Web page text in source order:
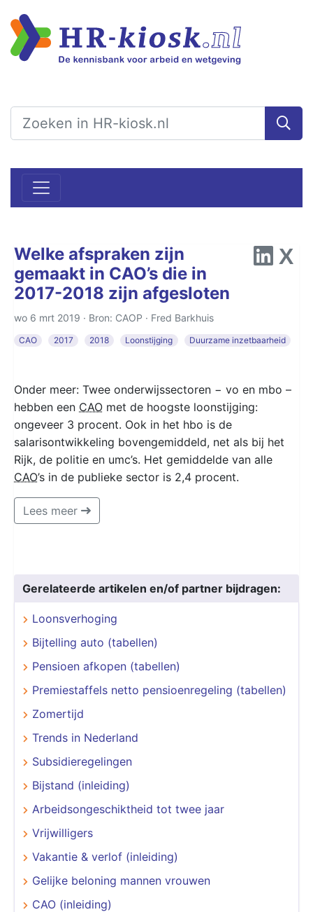
Welke afspraken zijn
gemaakt in CAO’s die in
2017-2018 zijn afgesloten
wo 6 mrt 2019 · Bron: CAOP · Fred Barkhuis
CAO 2017 2018 Loonstijging Duurzame inzetbaarheid
Onder meer: Twee onderwijssectoren − vo en mbo –
hebben een CAO met de hoogste loonstijging:
ongeveer 3 procent. Ook in het hbo is de
salarisontwikkeling bovengemiddeld, net als bij het
Rijk, de politie en umc’s. Het gemiddelde van alle
CAO’s in de publieke sector is 2,4 procent.
Lees meer
Gerelateerde artikelen en/of partner bijdragen:
Loonsverhoging
Bijtelling auto (tabellen)
Pensioen afkopen (tabellen)
Premiestaffels netto pensioenregeling (tabellen)
Zomertijd
Trends in Nederland
Subsidieregelingen
Bijstand (inleiding)
Arbeidsongeschiktheid tot twee jaar
Vrijwilligers
Vakantie & verlof (inleiding)
Gelijke beloning mannen vrouwen
CAO (inleiding)